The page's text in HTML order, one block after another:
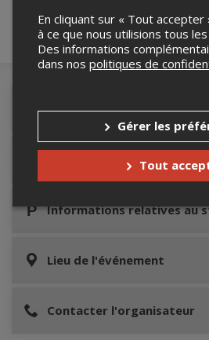
Détails de l'événement
Accès au site de
Informations relatives au
Lieu de l'événement
Contacter l'organisateur
En cliquant sur « Tout
à ce que nous utilisions tous
Des informations
dans nos politiques de
Gérer les
Tout